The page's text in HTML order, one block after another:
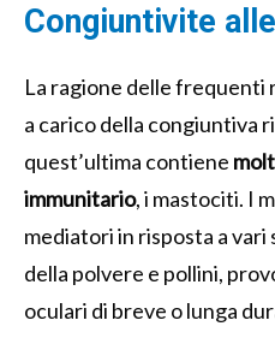
Congiuntivite
La ragione delle frequenti
a carico della congiuntiva
quest’ultima contiene
immunitario, i mastociti. I
mediatori in risposta a vari
della polvere e pollini,
oculari di breve o lunga